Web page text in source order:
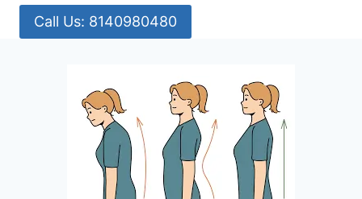
Call Us: 8140980480